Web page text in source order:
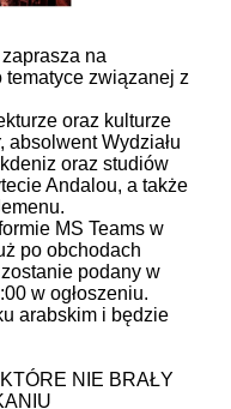
na
tematyce związanej z
oraz kulturze
absolwent Wydziału
oraz studiów
Andalou, a także
MS Teams w
po obchodach
podany w
w ogłoszeniu.
arabskim i będzie
NIE BRAŁY